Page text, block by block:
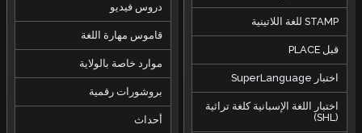
STAMP للغة اللاتينية
قبل PLACE
اختبار SuperLanguage
اختبار اللغة الإسبانية كلغة تراثية
(SHL)
دروس فيديو
قاموس مهارة اللغة
موارد خاصة بالولاية
بروشورات رقمية
أحداث